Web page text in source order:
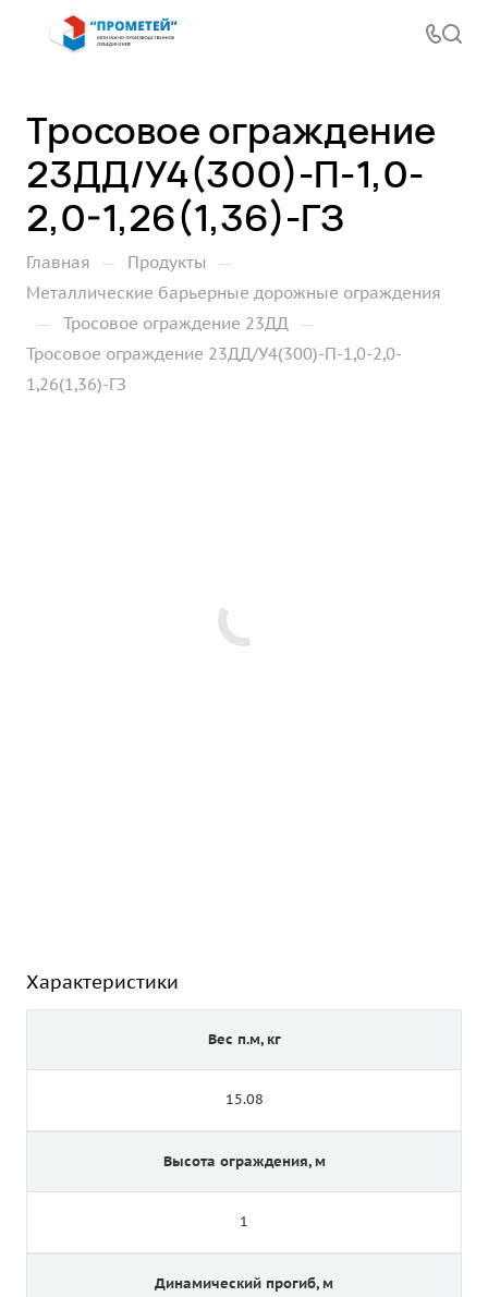
Тросовое ограждение
23ДД/У4(300)-П-1,0-
2,0-1,26(1,36)-ГЗ
Главная — Продукты —
Металлические барьерные дорожные ограждения
— Тросовое ограждение 23ДД —
Тросовое ограждение 23ДД/У4(300)-П-1,0-2,0-
1,26(1,36)-ГЗ
Характеристики
Вес п.м, кг
15.08
Высота ограждения, м
1
Динамический прогиб, м